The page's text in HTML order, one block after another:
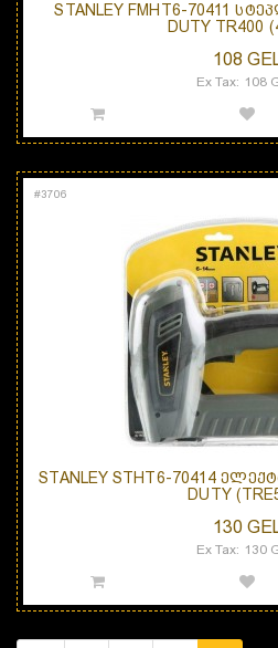
STANLEY FMHT6-70411
DUTY TR400
108
Ex Tax: 108
#3706
STANLEY STHT6-70414
DUTY
130
Ex Tax: 130